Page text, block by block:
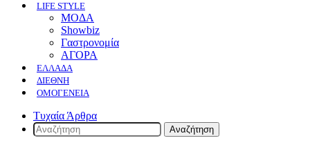
LIFE STYLE
ΜΟΔΑ
Showbiz
Γαστρονομία
ΑΓΟΡΑ
ΕΛΛΆΔΑ
ΔΙΕΘΝΉ
ΟΜΟΓΈΝΕΙΑ
Τυχαία Άρθρα
Αναζήτηση